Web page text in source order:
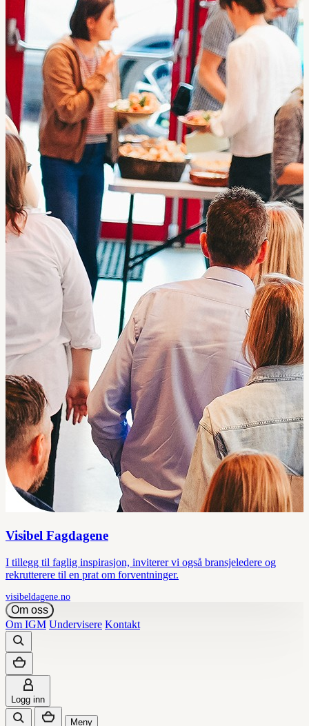
Visibel Fagdagene
I tillegg til faglig inspirasjon, inviterer vi også bransjeledere og
rekrutterere til en prat om forventninger.
visibeldagene.no
Om oss
Om IGM Undervisere Kontakt
Logg inn
Meny